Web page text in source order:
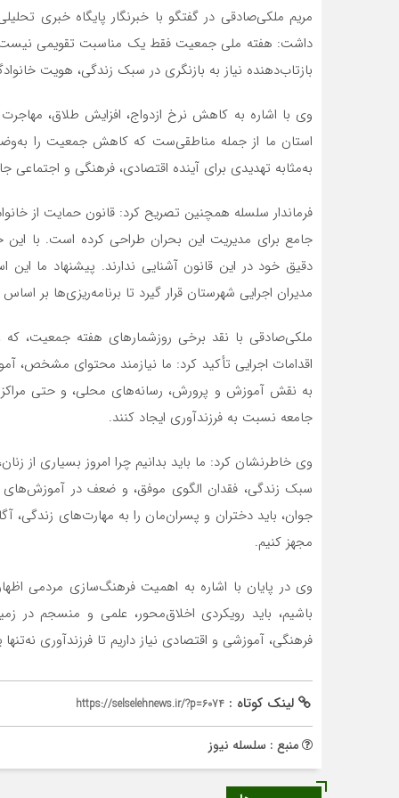
مریم ملکی‌صادقی در گفتگو با خبرنگار پایگاه خبری
داشت: هفته ملی جمعیت فقط یک مناسبت تقویمی
بازتاب‌دهنده‌ نیاز به بازنگری در سبک زندگی، هویت
وی با اشاره به کاهش نرخ ازدواج، افزایش طلاق،
استان ما از جمله مناطقی‌ست که کاهش جمعیت را
به‌مثابه تهدیدی برای آینده اقتصادی، فرهنگی و اجتماعی
جامع برای مدیریت این بحران طراحی کرده است. با
دقیق خود در این قانون آشنایی ندارند. پیشنهاد ما
مدیران اجرایی شهرستان قرار گیرد تا برنامه‌ریزی‌ها بر
ملکی‌صادقی با نقد برخی روزشمارهای هفته جمعیت، که
اقدامات اجرایی تأکید کرد: ما نیازمند محتوای
به نقش آموزش و پرورش، رسانه‌های محلی، و حتی مراکز
جامعه نسبت به فرزندآوری ایجاد کنند.
وی خاطرنشان کرد: ما باید بدانیم چرا امروز بسیاری از
سبک زندگی، فقدان الگوی موفق، و ضعف در
جوان، باید دختران و پسران‌مان را به مهارت‌های زندگی،
مجهز کنیم.
وی در پایان با اشاره به اهمیت فرهنگ‌سازی مردمی
باشیم، باید رویکردی اخلاق‌محور، علمی و منسجم در
فرهنگی، آموزشی و اقتصادی نیاز داریم تا فرزندآوری
لینک کوتاه : https://selselehnews.ir/?p=6074
منبع : سلسله نیوز